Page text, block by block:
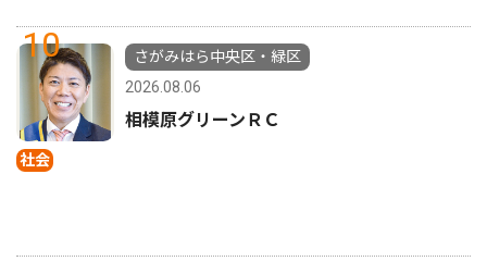
10
社会
さがみはら中央区・緑区
2026.08.06
相模原グリーンＲＣ